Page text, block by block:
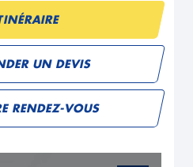
UN DEVIS
RENDEZ-VOUS